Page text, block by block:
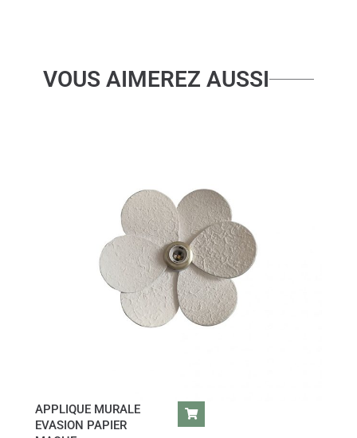
VOUS AIMEREZ AUSSI
APPLIQUE MURALE
EVASION PAPIER